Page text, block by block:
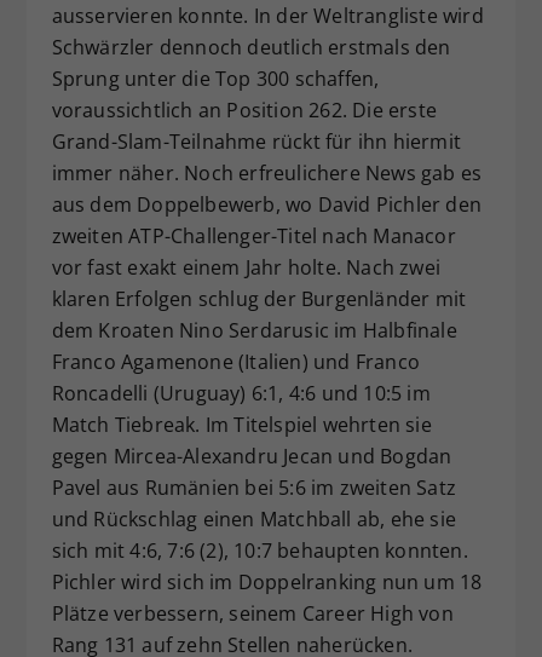
ausservieren konnte. In der Weltrangliste wird
Schwärzler dennoch deutlich erstmals den
Sprung unter die Top 300 schaffen,
voraussichtlich an Position 262. Die erste
Grand-Slam-Teilnahme rückt für ihn hiermit
immer näher. Noch erfreulichere News gab es
aus dem Doppelbewerb, wo David Pichler den
zweiten ATP-Challenger-Titel nach Manacor
vor fast exakt einem Jahr holte. Nach zwei
klaren Erfolgen schlug der Burgenländer mit
dem Kroaten Nino Serdarusic im Halbfinale
Franco Agamenone (Italien) und Franco
Roncadelli (Uruguay) 6:1, 4:6 und 10:5 im
Match Tiebreak. Im Titelspiel wehrten sie
gegen Mircea-Alexandru Jecan und Bogdan
Pavel aus Rumänien bei 5:6 im zweiten Satz
und Rückschlag einen Matchball ab, ehe sie
sich mit 4:6, 7:6 (2), 10:7 behaupten konnten.
Pichler wird sich im Doppelranking nun um 18
Plätze verbessern, seinem Career High von
Rang 131 auf zehn Stellen naherücken.